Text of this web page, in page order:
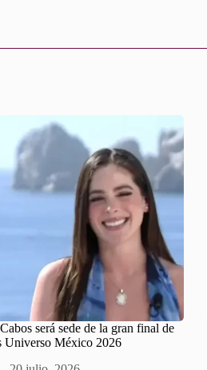
será sede de la gran final de
Universo México 2026